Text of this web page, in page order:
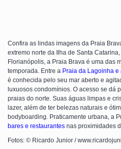
Confira as lindas imagens da Praia
extremo norte da Ilha de Santa
Florianópolis, a Praia Brava é uma das
temporada. Entre a Praia da Lagoinha
é conhecida pelo seu mar aberto e
luxuosos condomínios. O acesso se dá
praias do norte. Suas águas limpas e
lazer, além de ter belezas naturais e
bodyboarding. Praticamente urbana, a
bares e restaurantes nas proximidades
Fotos: © Ricardo Junior /